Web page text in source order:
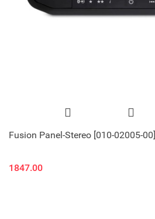
Fusion Panel-Stereo [010-02005-00]
1847.00